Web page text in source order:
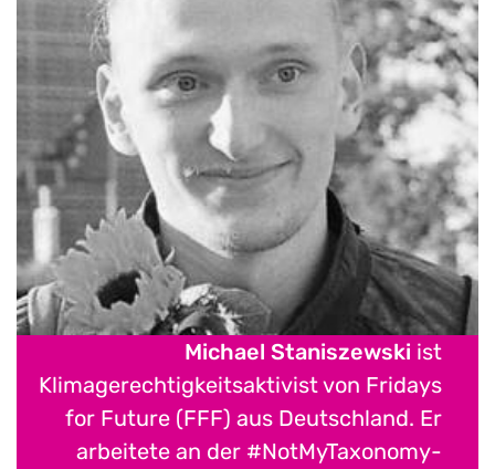
Michael Staniszewski ist
Klimagerechtigkeitsaktivist von Fridays
for Future (FFF) aus Deutschland. Er
arbeitete an der #NotMyTaxonomy-